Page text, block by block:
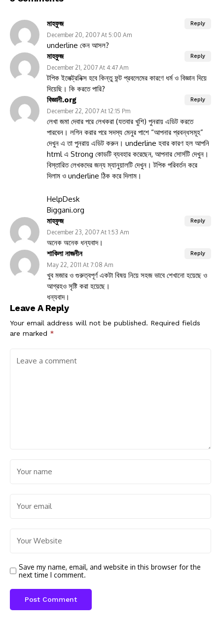
মাহফুজ
December 20, 2007 At 5:00 Am
underline কেন আসল?
Reply
মাহফুজ
December 21, 2007 At 4:47 Am
টপিক ইলেক্ট্রনিক্স হবে কিন্তু ফন্ট প্রবলেমের কারণে ধর্ম ও বিজ্ঞান দিয়ে
দিয়েছি। কি করতে পারি?
Reply
বিজ্ঞানী.org
December 22, 2007 At 12:15 Pm
লেখা জমা দেবার পরে লেখকরা (যতবার খুশি) পুনরায় এডিট করতে
পারবেন। লগিন করার পরে সদস্য মেনুর পাশে “আপনার প্রবন্ধসমূহ”
দেখুন এ তা পুনরায় এডিট করুন। underline হবার কারণ হল আপনি
html এ Strong কোডটি ব্যবহার করেছেন, আপনার সোর্সটি দেখুন।
বিস্তারিত লেখকদের জন্য ম্যানুয়ালটি দেখুন। টপিক পরিবর্তন করে
দিলাম ও underline ঠিক করে দিলাম।
HelpDesk
Biggani.org
Reply
মাহফুজ
December 23, 2007 At 1:53 Am
অনেক অনেক ধন্যবাদ।
Reply
শাকিলা নাজনীন
May 22, 2011 At 7:08 Am
খুব মজার ও গুরুত্বপূর্ণ একটা বিষয় নিয়ে সহজ ভাবে শেখানো হয়েছে ও
আগ্রহও সৃষ্টি করা হয়েছে।
ধন্যবাদ।
Reply
Leave A Reply
Your email address will not be published. Required fields
are marked *
Save my name, email, and website in this browser for the
next time I comment.